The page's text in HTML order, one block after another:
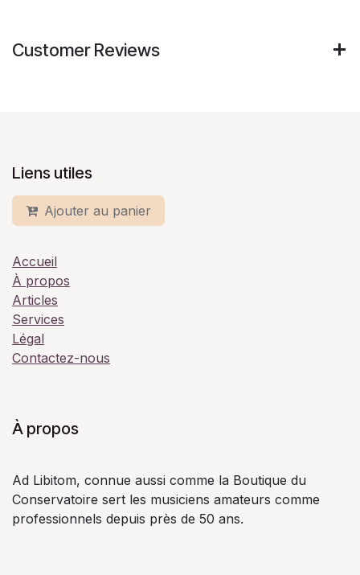
Customer Reviews
Liens utiles
Ajouter au panier
Accueil
À propos
Articles
Services
Légal
Contactez-nous
À propos
Ad Libitom, connue aussi comme la Boutique du
Conservatoire sert les musiciens amateurs comme
professionnels depuis près de 50 ans.